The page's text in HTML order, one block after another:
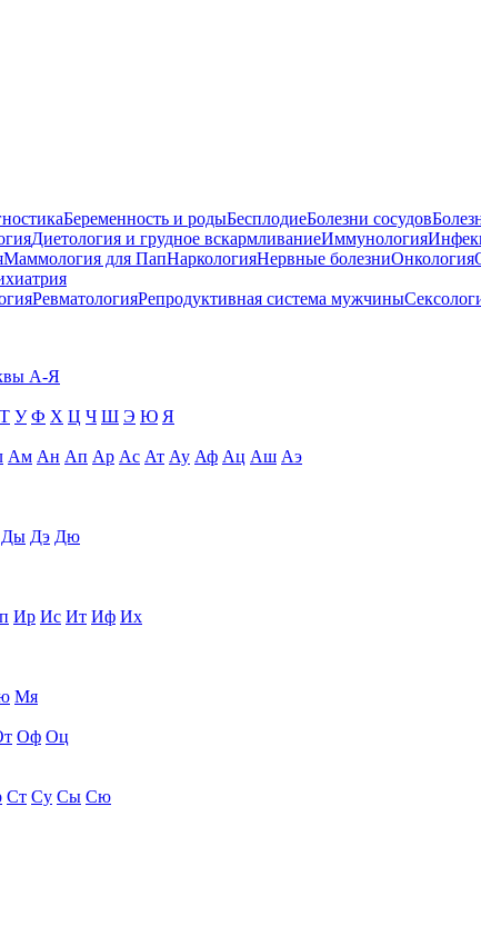
Беременность и родыБесплодиеБолезни сосудов
Диетология и грудное вскармливаниеИммунология
Маммология для ПапНаркологияНервные болезниОнкология
РевматологияРепродуктивная система мужчины
А-Я
Т У Ф Х Ц Ч Ш Э Ю Я
Ам Ан Ап Ар Ас Ат Ау Аф Ац Аш Аэ
Ды Дэ Дю
Ир Ис Ит Иф Их
Мя
Оф Оц
Ст Су Сы Сю